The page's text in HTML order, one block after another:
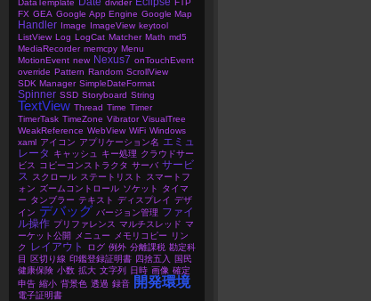
FX GEA Google App Engine Google Map
Handler Image ImageView keytool
ListView Log LogCat Matcher Math md5
MediaRecorder memcpy Menu
MotionEvent new Nexus7 onTouchEvent
override Pattern Random ScrollView
SDK Manager SimpleDateFormat
Spinner SSD Storyboard String
TextView Thread Time Timer
TimerTask TimeZone Vibrator VisualTree
WeakReference WebView WiFi Windows
xaml アイコン アプリケーション名 エミュ
レータ
キャッシュ キー処理 クラウドサー
ビス
コピーコンストラクタ サーバ サービ
ス
スクロール ステートリスト
スマートフ
ォン ズームコントロール ソケット
タイマ
ー タンブラー テキスト ディスプレイ デザ
イン デバッグ バージョン管理 ファイ
ル操作 プリファレンス マルチスレッド マ
ーケット公開
メニュー メモリコピー
リン
ク
レイアウト ログ 例外 分離課税 勘定科
目
区切り線 印鑑登録証明書 四捨五入
国民
健康保険 小数 拡大 文字列 日時 画像 確定
申告 縮小 背景色 透過 録音 開発環境
電子証明書